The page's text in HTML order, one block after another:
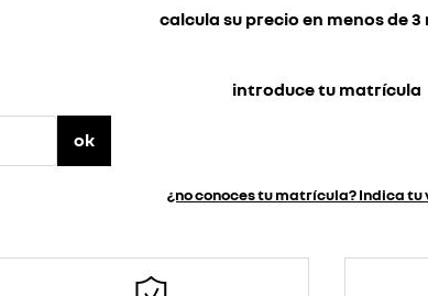
calcula su precio en menos de
introduce tu matrícula
ok
¿no conoces tu matrícula? Indica tu